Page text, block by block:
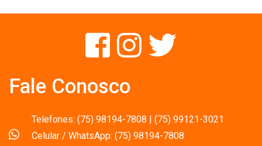
Fale Conosco
Telefones: (75) 98194-7808 | (75) 99121-3021
Celular / WhatsApp: (75) 98194-7808